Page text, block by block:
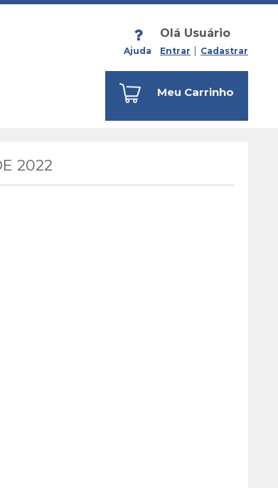
Ajuda
Olá Usuário
Entrar Cadastrar
Meu Carrinho
2022